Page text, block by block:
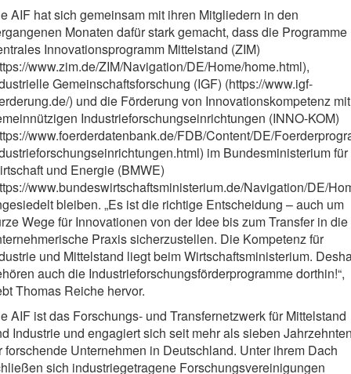
AIF hat sich gemeinsam mit ihren Mitgliedern in den
Monaten dafür stark gemacht, dass die Programme
Innovationsprogramm Mittelstand (ZIM)
www.zim.de/ZIM/Navigation/DE/Home/home.html),
Gemeinschaftsforschung (IGF) (https://www.igf-
) und die Förderung von Innovationskompetenz mit
Industrieforschungseinrichtungen (INNO-KOM)
www.foerderdatenbank.de/FDB/Content/DE/
im Bundesministerium für
und Energie (BMWE)
www.bundeswirtschaftsministerium.de/Navigation/DE/
bleiben. „Es ist die richtige Entscheidung – auch um
Wege für Innovationen von der Idee bis zum Transfer in die
Praxis sicherzustellen. Die Kompetenz für
und Mittelstand liegt beim Wirtschaftsministerium.
auch die Industrieforschungsförderprogramme dorthin!“,
Thomas Reiche hervor.
AIF ist das Forschungs- und Transfernetzwerk für Mittelstand
Industrie und engagiert sich seit mehr als sieben
forschende Unternehmen in Deutschland. Unter ihrem Dach
sich industriegetragene Forschungsvereinigungen